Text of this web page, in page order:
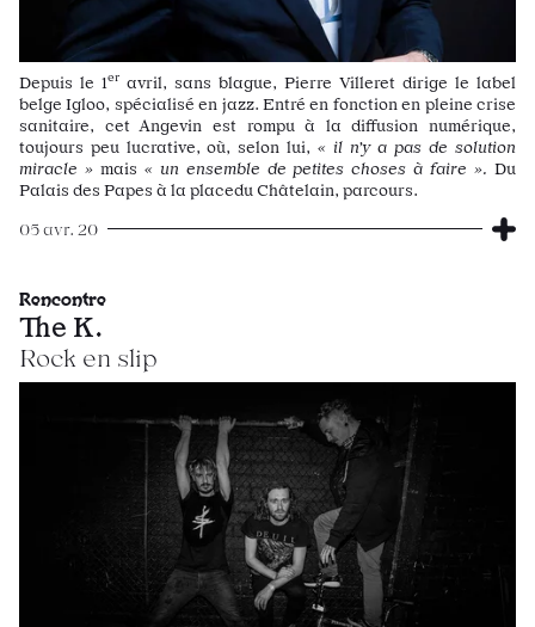
Depuis le 1er avril, sans blague, Pierre Villeret dirige le label
belge Igloo, spécialisé en jazz. Entré en fonction en pleine crise
sanitaire, cet Angevin est rompu à la diffusion numérique,
toujours peu lucrative, où, selon lui, « il n’y a pas de solution
miracle » mais « un ensemble de petites choses à faire ». Du
Palais des Papes à la placedu Châtelain, parcours.
05 avr. 20
Rencontre
The K.
Rock en slip